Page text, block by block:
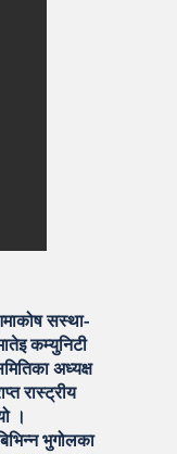
सस्था-
कम्युनिटी
अध्यक्ष
रास्ट्रीय
।
भुगोलका